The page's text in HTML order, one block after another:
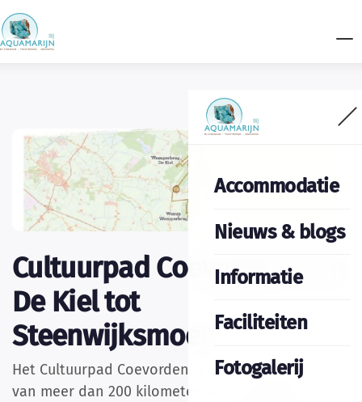
Accommodatie
Nieuws & blogs
Informatie
Faciliteiten
Fotogalerij
Cultuurpad Coevorden ‘Van
De Kiel tot
Steenwijksmoer’
Het Cultuurpad Coevorden is een rondwandeling
van meer dan 200 kilometer door de gehele